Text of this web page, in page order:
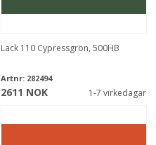
Lack 110 Cypressgrön, 500HB
Artnr: 282494
2611 NOK 1-7 virkedagar